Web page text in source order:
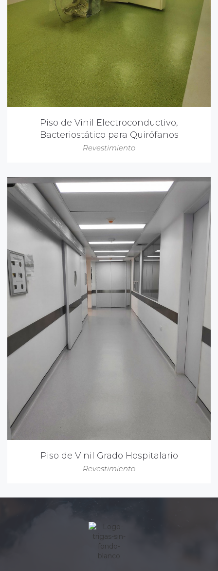
Piso de Vinil Electroconductivo,
Bacteriostático para Quirófanos
Revestimiento
Piso de Vinil Grado Hospitalario
Revestimiento